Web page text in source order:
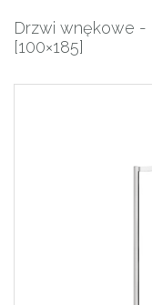
Drzwi wnękowe -
[100×185]